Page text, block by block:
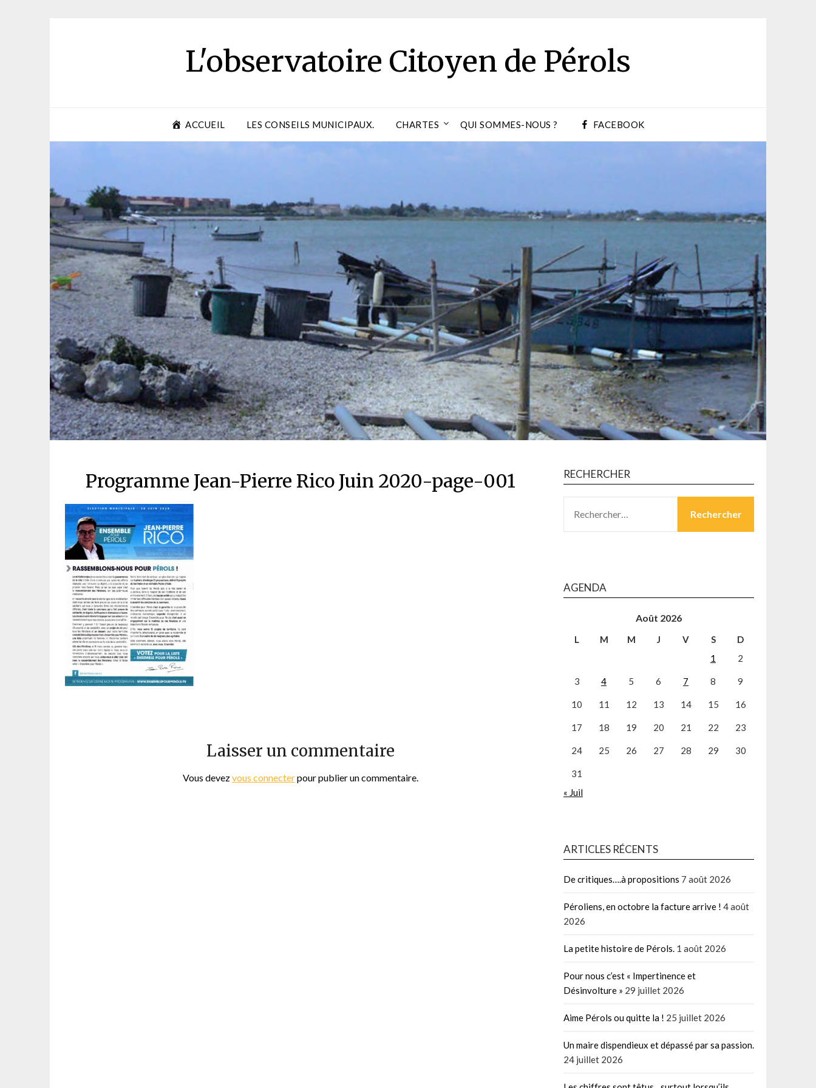
L'observatoire Citoyen de Pérols
ACCUEIL LES CONSEILS MUNICIPAUX. CHARTES QUI SOMMES-NOUS ? FACEBOOK
Programme Jean-Pierre Rico Juin 2020-page-001
Laisser un commentaire
Vous devezvous connecterpour publier un commentaire.
RECHERCHER
AGENDA
Août 2026
L M M J V S
D
1
2
3 4 5 6 7 8 9
10 11 12 13 14 15 16
17 18 19 20 21 22 23
24 25 26 27 28 29 30
31
« Juil
ARTICLES RÉCENTS
De critiques….à propositions 7 août 2026
Péroliens, en octobre la facture arrive ! 4 août
2026
La petite histoire de Pérols. 1 août 2026
Pour nous c’est « Impertinence et
Désinvolture » 29 juillet 2026
Aime Pérols ou quitte la ! 25 juillet 2026
Un maire dispendieux et dépassé par sa passion.
24 juillet 2026